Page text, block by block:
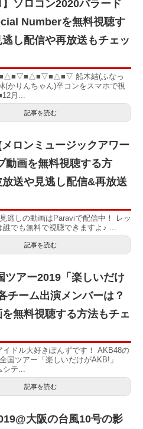
】ソロコン2020バラード
Numberを無料視聴す
し配信や再放送もチェッ
船木結(ふなっ
(かりんちゃん)卒コンをスマホで視
月...
記事を読む
ロンミュージックアワー
動画を無料視聴する方
送や見逃し配信&再放送
逃しの動画はParaviで配信中！ レッ
誰でも無料で視聴できますよ♪ ...
記事を読む
ツアー2019「楽しいだけ
チーム出演メンバーは？
無料視聴する方法もチェ
イドル大好きぽんずです！ AKB48の
国ツアー「楽しいだけがAKB!」
テ...
記事を読む
大阪の台風10号の影